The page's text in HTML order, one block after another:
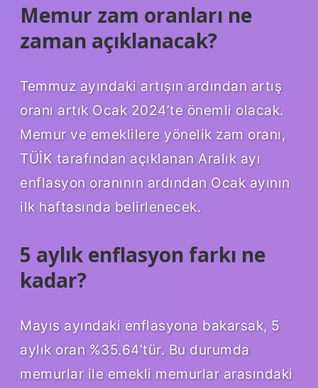
Memur zam oranları ne
zaman açıklanacak?
Temmuz ayındaki artışın ardından artış
oranı artık Ocak 2024’te önemli olacak.
Memur ve emeklilere yönelik zam oranı,
TÜİK tarafından açıklanan Aralık ayı
enflasyon oranının ardından Ocak ayının
ilk haftasında belirlenecek.
5 aylık enflasyon farkı ne
kadar?
Mayıs ayındaki enflasyona bakarsak, 5
aylık oran %35.64’tür. Bu durumda
memurlar ile emekli memurlar arasındaki